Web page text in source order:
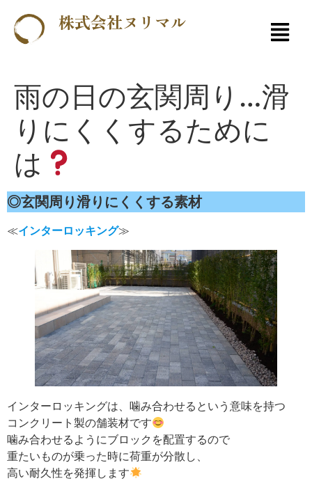
株式会社ヌリマル
雨の日の玄関周り…滑
りにくくするために
は
◎玄関周り滑りにくくする素材
≪インターロッキング≫
インターロッキングは、噛み合わせるという意味を持つ
コンクリート製の舗装材です
噛み合わせるようにブロックを配置するので
重たいものが乗った時に荷重が分散し、
高い耐久性を発揮します